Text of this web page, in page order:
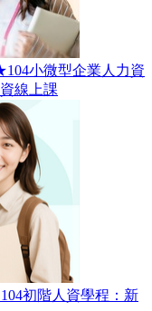
小微型企業人力資
線上課
初階人資學程：新